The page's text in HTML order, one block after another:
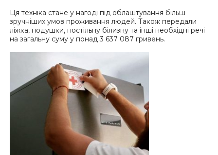
Ця техніка стане у нагоді під облаштування більш
зручніших умов проживання людей. Також передали
ліжка, подушки, постільну білизну та інші необхідні речі
на загальну суму у понад 3 637 087 гривень.